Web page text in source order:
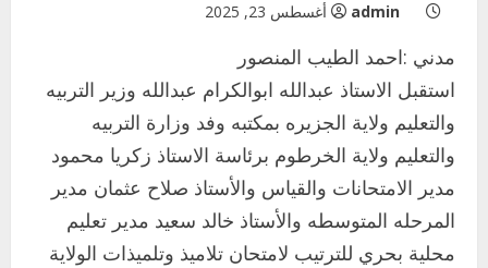
admin أغسطس 23, 2025
مدني :احمد الطيب المنصور
استقبل الاستاذ عبدالله ابوالكرام عبدالله وزير التربيه
والتعليم ولاية الجزيره بمكتبه وفد وزارة التربيه
والتعليم ولاية الخرطوم برئاسة الاستاذ زكريا محمود
مدير الامتحانات والقياس والأستاذ صلاح عثمان مدير
المرحله المتوسطه والأستاذ خالد سعيد مدير تعليم
محلية بحري للترتيب لامتحان تلاميذ وتلميذات الولاية